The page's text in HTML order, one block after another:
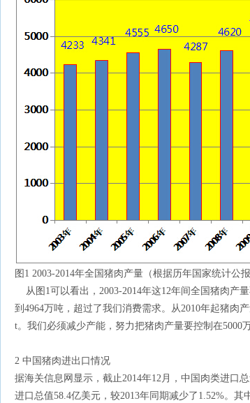
图1 2003-2014年全国猪肉产量（根据历年国家统计公报
从图1可以看出，2003-2014年这12年间全国猪肉产
到4964万吨，超过了我们消费需求。从2010年起猪肉
t。我们必须减少产能，努力把猪肉产量要控制在5000万
2 中国猪肉进出口情况
据海关信息网显示，截止2014年12月，中国肉类进口
进口总值58.4亿美元，较2013年同期减少了1.52%。